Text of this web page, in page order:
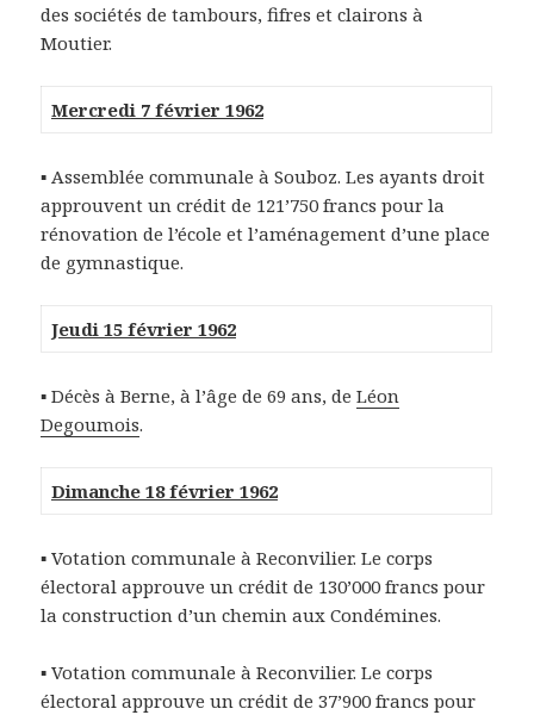
des sociétés de tambours, fifres et clairons à
Moutier.
Mercredi 7 février 1962
▪ Assemblée communale à Souboz. Les ayants droit
approuvent un crédit de 121’750 francs pour la
rénovation de l’école et l’aménagement d’une place
de gymnastique.
Jeudi 15 février 1962
▪ Décès à Berne, à l’âge de 69 ans, deLéon
Degoumois.
Dimanche 18 février 1962
▪ Votation communale à Reconvilier. Le corps
électoral approuve un crédit de 130’000 francs pour
la construction d’un chemin aux Condémines.
▪ Votation communale à Reconvilier. Le corps
électoral approuve un crédit de 37’900 francs pour